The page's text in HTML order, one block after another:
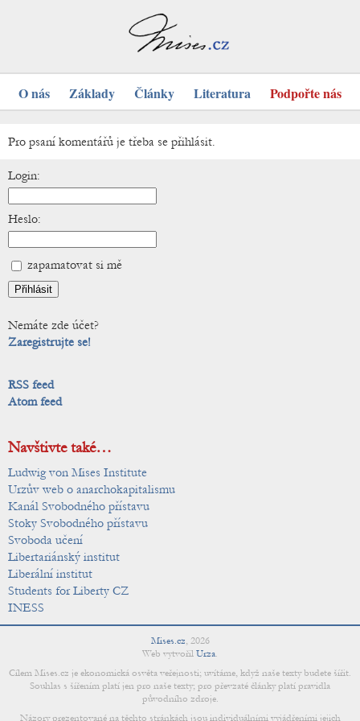
O nás Základy Články Literatura Podpořte nás
Pro psaní komentářů je třeba se přihlásit.
Login:
Heslo:
zapamatovat si mě
Nemáte zde účet?
Zaregistrujte se!
RSS feed
Atom feed
Navštivte také…
Ludwig von Mises Institute
Urzův web o anarchokapitalismu
Kanál Svobodného přístavu
Stoky Svobodného přístavu
Svoboda učení
Libertariánský institut
Liberální institut
Students for Liberty CZ
INESS
Mises.cz, 2026
Web vytvořil Urza.
Cílem Mises.cz je ekonomická osvěta veřejnosti; uvítáme, když naše texty budete šířit.
Souhlas s šířením platí jen pro naše texty; pro převzaté články platí pravidla
původního zdroje.
Názory prezentované na těchto stránkách jsou individuálními vyjádřeními jejich